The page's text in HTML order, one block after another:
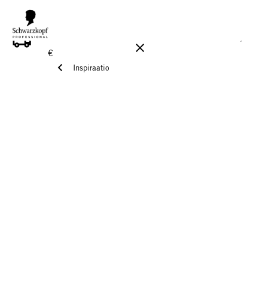
ILMAINEN TOIMITUS YLI 160 € TILAUKSIIN!
€
Inspiraatio